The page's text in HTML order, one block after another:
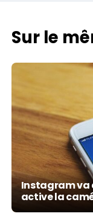
Sur le
Instagram va
active la